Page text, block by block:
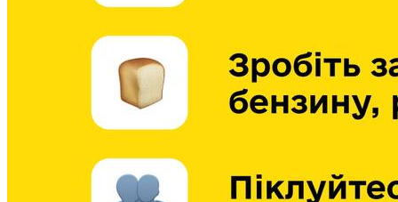
мови УТОГ
Всеукраїнська Рада директорів УТОГ
Всеукраїнська молодіжна Рада УТОГ
Молодіжні лідери УТОГ
Ветерани УТОГ
Мережа УТОГ
Підприємства УТОГ
Рекорди УТОГ
Звіти
Посилання сторінок УТОГ
Контакти